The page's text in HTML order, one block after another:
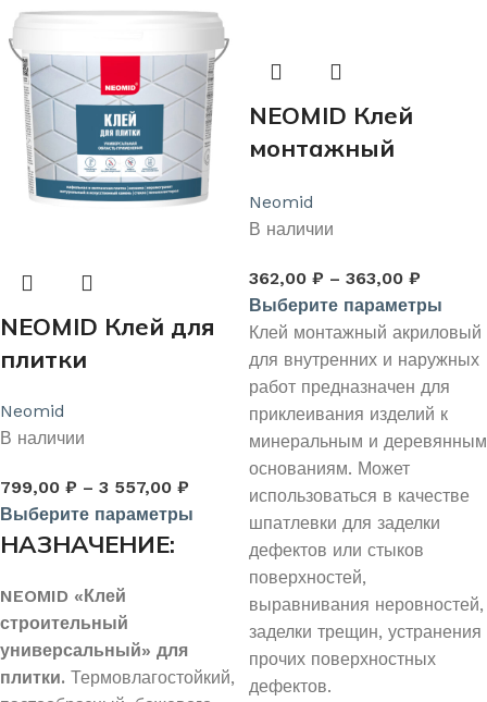
NEOMID Клей для
плитки
Neomid
В наличии
799,00 ₽ – 3 557,00 ₽
Выберите параметры
НАЗНАЧЕНИЕ:
NEOMID «Клей
строительный
универсальный» для
плитки. Термовлагостойкий,
NEOMID Клей
монтажный
«Жидкие гвозди»
Neomid
В наличии
362,00 ₽ – 363,00 ₽
Выберите параметры
Клей монтажный акриловый
для внутренних и наружных
работ предназначен для
приклеивания изделий к
минеральным и деревянным
основаниям. Может
использоваться в качестве
шпатлевки для заделки
дефектов или стыков
поверхностей,
выравнивания неровностей,
заделки трещин, устранения
прочих поверхностных
дефектов.